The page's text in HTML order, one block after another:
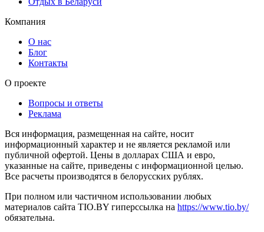
Компания
О нас
Блог
Контакты
О проекте
Вопросы и ответы
Реклама
Вся информация, размещенная на сайте, носит
информационный характер и не является рекламой или
публичной офертой. Цены в долларах США и евро,
указанные на сайте, приведены с информационной целью.
Все расчеты производятся в белорусских рублях.
При полном или частичном использовании любых
материалов сайта TIO.BY гиперссылка на https://www.tio.by/
обязательна.